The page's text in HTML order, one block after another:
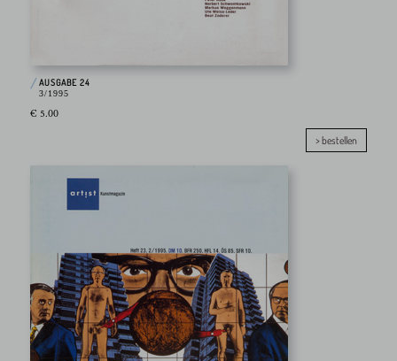
AUSGABE 24
3/1995
€ 5.00
> bestellen